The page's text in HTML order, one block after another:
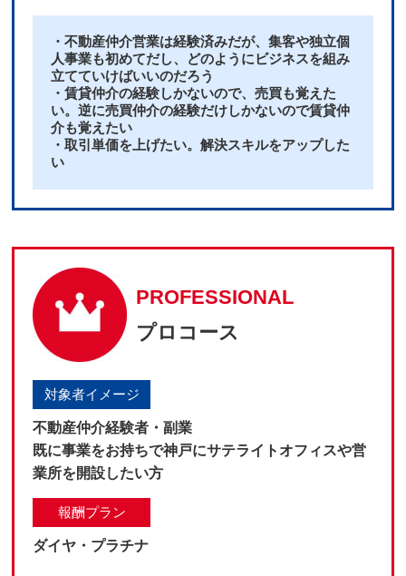
・不動産仲介営業は経験済みだが、集客や独立個
人事業も初めてだし、どのようにビジネスを組み
立てていけばいいのだろう
・賃貸仲介の経験しかないので、売買も覚えた
い。逆に売買仲介の経験だけしかないので賃貸仲
介も覚えたい
・取引単価を上げたい。解決スキルをアップした
い
PROFESSIONAL
プロコース
対象者イメージ
不動産仲介経験者・副業
既に事業をお持ちで神戸にサテライトオフィスや営
業所を開設したい方
報酬プラン
ダイヤ・プラチナ